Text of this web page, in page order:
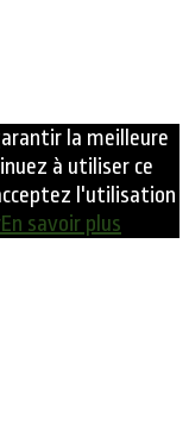
la meilleure
à utiliser ce
l'utilisation
En savoir plus